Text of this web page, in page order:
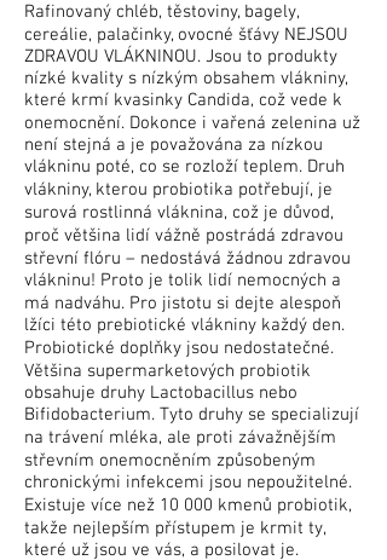
Rafinovaný chléb, těstoviny, bagely,
cereálie, palačinky, ovocné šťávy NEJSOU
ZDRAVOU VLÁKNINOU. Jsou to produkty
nízké kvality s nízkým obsahem vlákniny,
které krmí kvasinky Candida, což vede k
onemocnění. Dokonce i vařená zelenina už
není stejná a je považována za nízkou
vlákninu poté, co se rozloží teplem. Druh
vlákniny, kterou probiotika potřebují, je
surová rostlinná vláknina, což je důvod,
proč většina lidí vážně postrádá zdravou
střevní flóru – nedostává žádnou zdravou
vlákninu! Proto je tolik lidí nemocných a
má nadváhu. Pro jistotu si dejte alespoň
lžíci této prebiotické vlákniny každý den.
Probiotické doplňky jsou nedostatečné.
Většina supermarketových probiotik
obsahuje druhy Lactobacillus nebo
Bifidobacterium. Tyto druhy se specializují
na trávení mléka, ale proti závažnějším
střevním onemocněním způsobeným
chronickými infekcemi jsou nepoužitelné.
Existuje více než 10 000 kmenů probiotik,
takže nejlepším přístupem je krmit ty,
které už jsou ve vás, a posilovat je.